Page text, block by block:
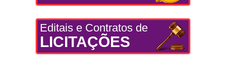
Editais e Contratos de
LICITAÇÕES